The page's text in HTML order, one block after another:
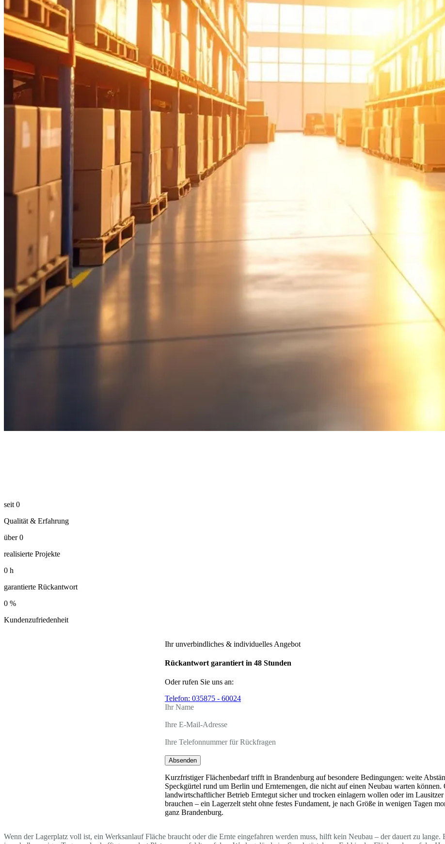
seit 0
Qualität & Erfahrung
über 0
realisierte Projekte
0 h
garantierte Rückantwort
0 %
Kundenzufriedenheit
Ihr unverbindliches & individuelles Angebot
Rückantwort garantiert in 48 Stunden
Oder rufen Sie uns an:
Telefon: 035875 - 60024
Ihr Name
Ihre E-Mail-Adresse
Ihre Telefonnummer für Rückfragen
Absenden
Kurzfristiger Flächenbedarf trifft in Brandenburg auf besondere Bedingungen: weite
Speckgürtel rund um Berlin und Erntemengen, die nicht auf einen Neubau warten
landwirtschaftlicher Betrieb Erntegut sicher und trocken einlagern wollen oder im
brauchen – ein Lagerzelt steht ohne festes Fundament, je nach Größe in wenigen Tagen
ganz Brandenburg.
Wenn der Lagerplatz voll ist, ein Werksanlauf Fläche braucht oder die Ernte eingefahren werden muss, hilft kein Neubau – der dauert zu lange.